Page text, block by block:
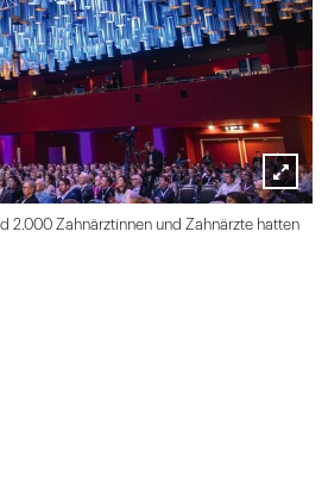
Lightbox
öffnen
2.000 Zahnärztinnen und Zahnärzte hatten